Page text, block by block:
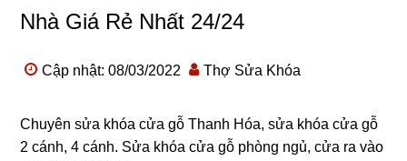
Nhà Giá Rẻ Nhất 24/24
Cập nhật: 08/03/2022 Thợ Sửa Khóa
Chuyên sửa khóa cửa gỗ Thanh Hóa, sửa khóa cửa gỗ
2 cánh, 4 cánh. Sửa khóa cửa gỗ phòng ngủ, cửa ra vào